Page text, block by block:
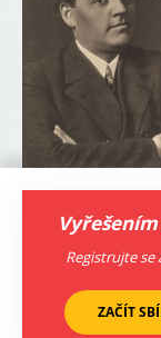
Registrujte
ZAČÍT